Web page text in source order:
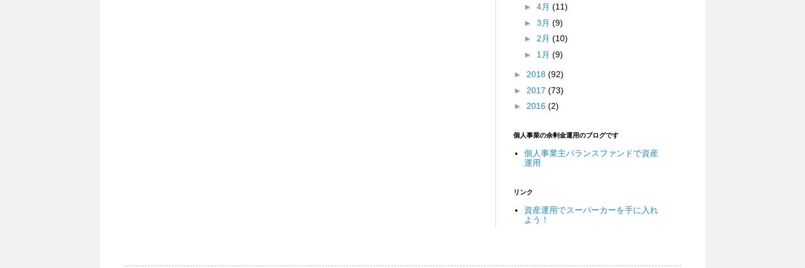
► 4月 (11)
► 3月 (9)
► 2月 (10)
► 1月 (9)
► 2018 (92)
► 2017 (73)
► 2016 (2)
個人事業の余剰金運用のブログです
個人事業主バランスファンドで資産
運用
リンク
資産運用でスーパーカーを手に入れ
よう！